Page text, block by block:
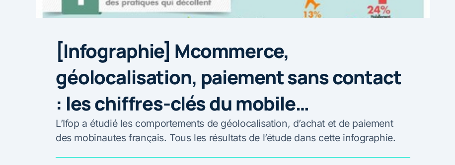
[Infographie] Mcommerce,
géolocalisation, paiement sans contact
: les chiffres-clés du mobile…
L’Ifop a étudié les comportements de géolocalisation, d’achat et de paiement
des mobinautes français. Tous les résultats de l’étude dans cette infographie.